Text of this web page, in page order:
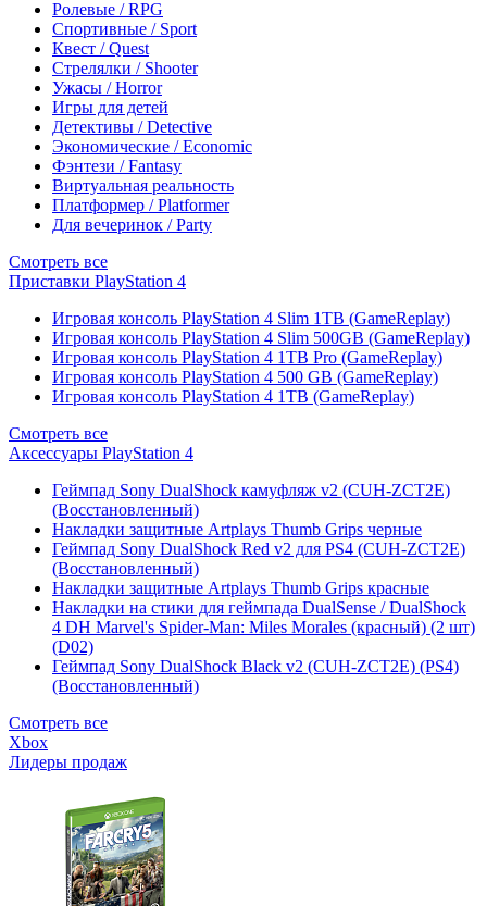
Ролевые / RPG
Спортивные / Sport
Квест / Quest
Стрелялки / Shooter
Ужасы / Horror
Игры для детей
Детективы / Detective
Экономические / Economic
Фэнтези / Fantasy
Виртуальная реальность
Платформер / Platformer
Для вечеринок / Party
Смотреть все
Приставки PlayStation 4
Игровая консоль PlayStation 4 Slim 1TB (GameReplay)
Игровая консоль PlayStation 4 Slim 500GB (GameReplay)
Игровая консоль PlayStation 4 1TB Pro (GameReplay)
Игровая консоль PlayStation 4 500 GB (GameReplay)
Игровая консоль PlayStation 4 1TB (GameReplay)
Смотреть все
Аксессуары PlayStation 4
Геймпад Sony DualShock камуфляж v2 (CUH-ZCT2E)
(Восстановленный)
Накладки защитные Artplays Thumb Grips черные
Геймпад Sony DualShock Red v2 для PS4 (CUH-ZCT2E)
(Восстановленный)
Накладки защитные Artplays Thumb Grips красные
Накладки на стики для геймпада DualSense / DualShock
4 DH Marvel's Spider-Man: Miles Morales (красный) (2 шт)
(D02)
Геймпад Sony DualShock Black v2 (CUH-ZCT2E) (PS4)
(Восстановленный)
Смотреть все
Xbox
Лидеры продаж